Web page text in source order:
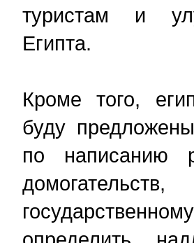
туристам и
Египта.
Кроме того,
буду
по написанию